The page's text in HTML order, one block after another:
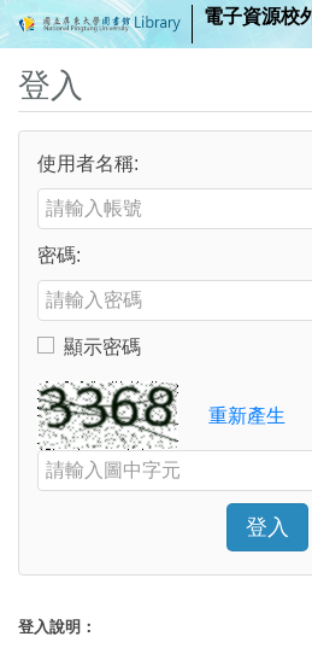
電子資源校
登入
使用者名稱:
Enter your username or email
密碼:
Enter your password
顯示密碼
Toggle to show or hide your
Verification Code
重新產生
Enter the characters shown in the
登入
Click to
登入說明：